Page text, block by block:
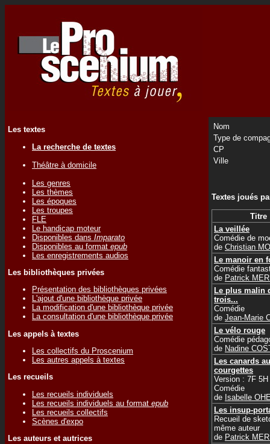
Les textes
La recherche de textes
Théâtre à domicile
Les genres
Les thèmes
Les époques
Les troupes
FLE
Le handicap moteur
Disponibles dans Imparato
Disponibles au format epub
Les enregistrements audios
Les bibliothèques privées
Présentation des bibliothèques privées
L'ajout d'une bibliothèque privée
La modification d'une bibliothèque privée
La consultation d'une bibliothèque privée
Les appels à textes
Les collectifs du Proscenium
Les autres appels à textes
Les recueils
Les recueils individuels
Les recueils individuels au format epub
Les recueils collectifs
Scènes d'expo
Les auteurs et autrices
Nom
Type de
CP
Ville
Textes joués
Titre
La veillée
Comédie de
de Christian
Le manoir en
Comédie
de Patrick
Le plus malin
trois...
Comédie
de Jean-Marie
Le vélo rouge
Comédie
de Nadine
Les canards
courgettes
Version : 7F 5H
Comédie
de Isabelle
Les insup-
Recueil de
même auteur
de Patrick